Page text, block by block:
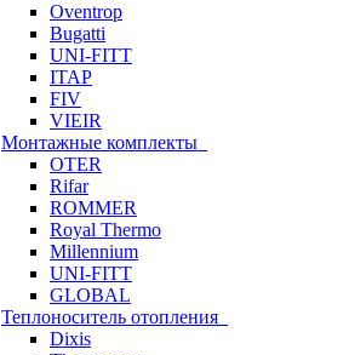
Oventrop
Bugatti
UNI-FITT
ITAP
FIV
VIEIR
Монтажные комплекты
OTER
Rifar
ROMMER
Royal Thermo
Millennium
UNI-FITT
GLOBAL
Теплоноситель отопления
Dixis